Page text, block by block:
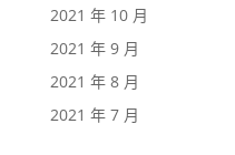
2021 年 10 月
2021 年 9 月
2021 年 8 月
2021 年 7 月